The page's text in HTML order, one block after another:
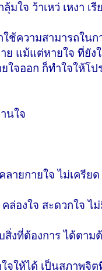
มใจ ว้าเหว่ เหงา เ
ใช้ความสามารถใน
แม้แต่หายใจ ที่ยัง
ยใจออก ก็ทำใจให้
นใจ
ายกายใจ ไม่เครียด
คล่องใจ สะดวกใจ
สิ่งที่ต้องการ ได้ตาม
จให้ได้ เป็นสภาพ